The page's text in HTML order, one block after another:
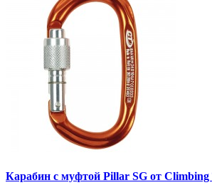
Карабин с муфтой Pillar SG от Climbing